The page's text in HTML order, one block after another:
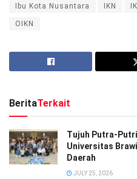
Ibu Kota Nusantara IKN
OIKN
BeritaTerkait
Tujuh Putra-Putri
Universitas
Daerah
JULY 25, 2026